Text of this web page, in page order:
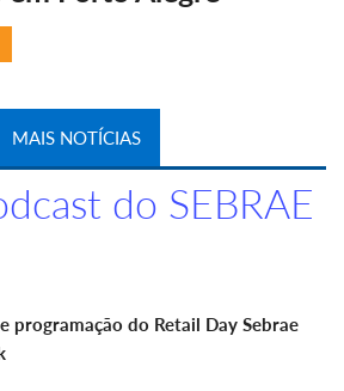
MAIS NOTÍCIAS
do SEBRAE
programação do Retail Day Sebrae